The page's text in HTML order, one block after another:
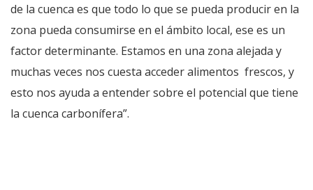
de la cuenca es que todo lo que se pueda producir en la
zona pueda consumirse en el ámbito local, ese es un
factor determinante. Estamos en una zona alejada y
muchas veces nos cuesta acceder alimentos frescos, y
esto nos ayuda a entender sobre el potencial que tiene
la cuenca carbonífera”.